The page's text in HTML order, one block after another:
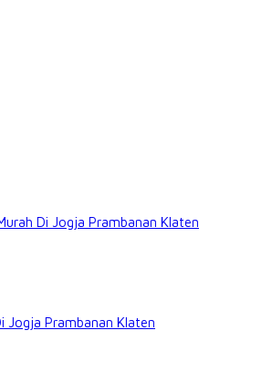
Di Jogja Prambanan Klaten
Jogja Prambanan Klaten